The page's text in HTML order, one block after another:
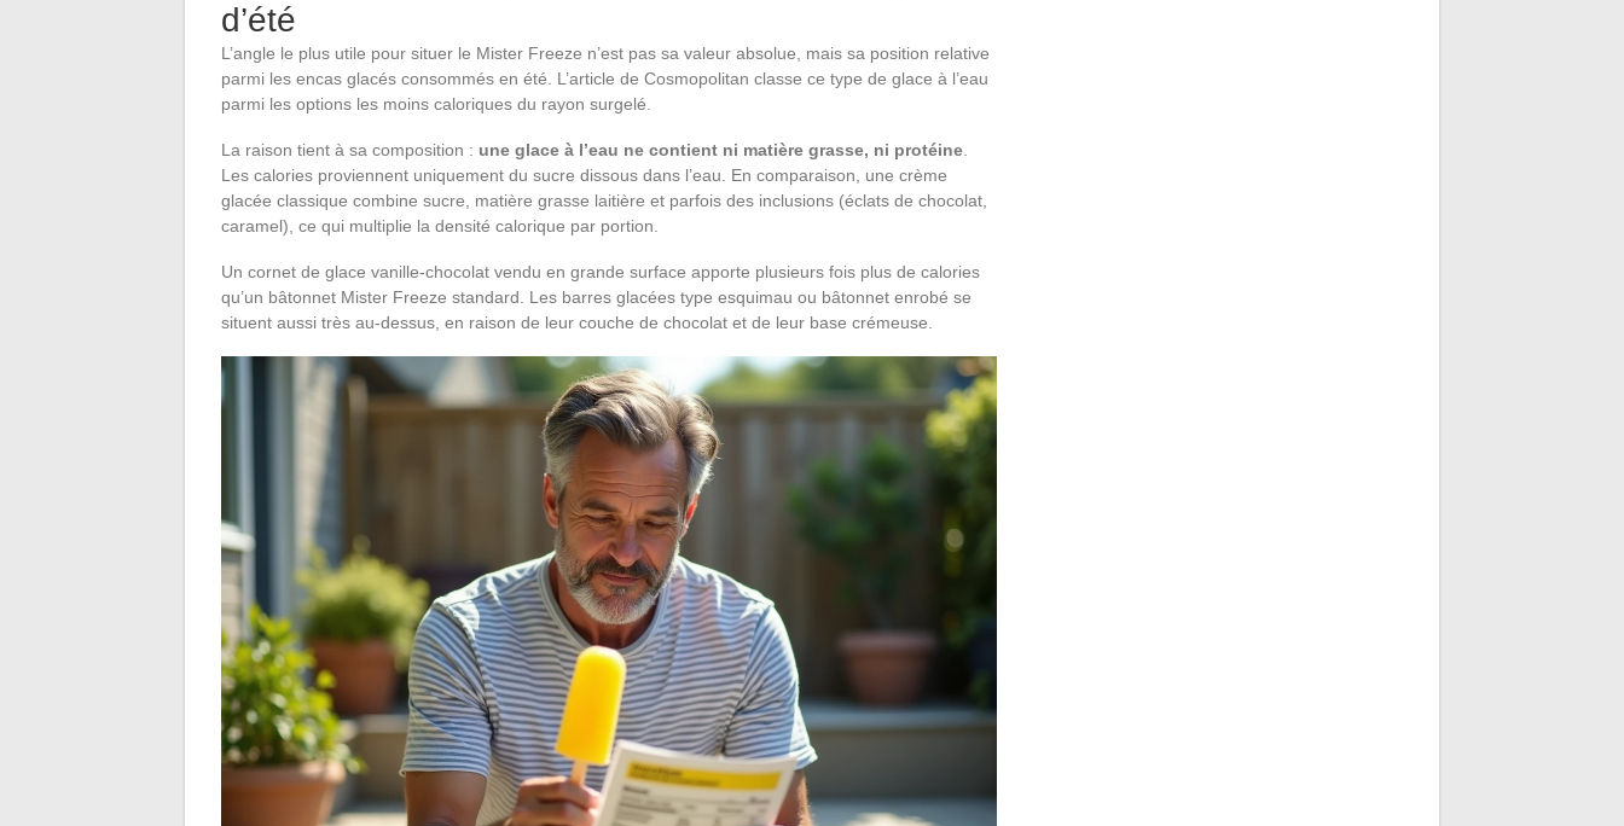
d’été
L’angle le plus utile pour situer le Mister Freeze n’est pas sa valeur absolue, mais sa position relative
parmi les encas glacés consommés en été. L’article de Cosmopolitan classe ce type de glace à l’eau
parmi les options les moins caloriques du rayon surgelé.
La raison tient à sa composition : une glace à l’eau ne contient ni matière grasse, ni protéine.
Les calories proviennent uniquement du sucre dissous dans l’eau. En comparaison, une crème
glacée classique combine sucre, matière grasse laitière et parfois des inclusions (éclats de chocolat,
caramel), ce qui multiplie la densité calorique par portion.
Un cornet de glace vanille-chocolat vendu en grande surface apporte plusieurs fois plus de calories
qu’un bâtonnet Mister Freeze standard. Les barres glacées type esquimau ou bâtonnet enrobé se
situent aussi très au-dessus, en raison de leur couche de chocolat et de leur base crémeuse.